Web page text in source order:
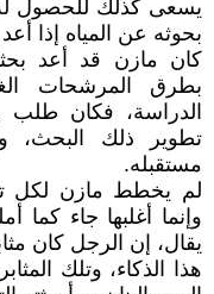
يسعى كذلك للحصول
بحوثه عن المياه إذا
كان مازن قد أعد
بطرق المرشحات
الدراسة، فكان
تطوير ذلك
مستقبله.
لم يخطط مازن لكل
وإنما أغلبها جاء كما
يقال، إن الرجل كان
هذا الذكاء، وتلك